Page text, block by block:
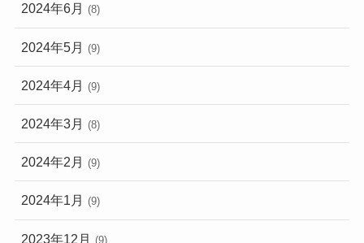
2024年6月 (8)
2024年5月 (9)
2024年4月 (9)
2024年3月 (8)
2024年2月 (9)
2024年1月 (9)
2023年12月 (9)